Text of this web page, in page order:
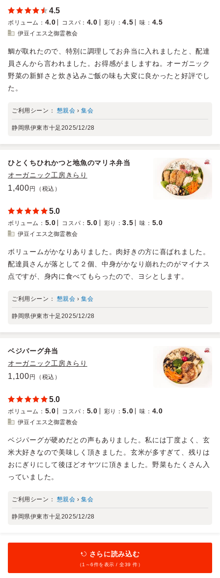
4.5
ボリューム ： 4.0 コスパ ： 4.0 彩り ：4.5 味 ： 4.5
伊豆イエス之御霊教会
鯛が取れたので、特別に調理してお弁当に入れましたと、配達
員さんから言われました。お得感がましますね。オーガニック
野菜の新鮮さと炊き込みご飯の味も大変に良かったと好評でし
た。
ご利用シーン： 懇親会 ›集会
静岡県伊東市十足 2025/12/28
ひとくちひれかつと地魚のマリネ弁当
オーガニック工房きらり
1,400 円（税込）
5.0
ボリューム ： 5.0 コスパ ： 5.0 彩り ：3.5 味 ： 5.0
伊豆イエス之御霊教会
ボリュームがかなりありました。肉好きの方に喜ばれました。
配達員さんが落として２個、中身がかなり崩れたのがマイナス
点ですが、身内に食べてもらったので、ヨシとします。
ご利用シーン： 懇親会 ›集会
静岡県伊東市十足 2025/12/28
ベジバーグ弁当
オーガニック工房きらり
1,100 円（税込）
5.0
ボリューム ： 5.0 コスパ ： 5.0 彩り ：5.0 味 ： 4.0
伊豆イエス之御霊教会
ベジパーグが硬めだとの声もありました。私には丁度よく、玄
米大好きなので美味しく頂きました。玄米が多すぎて、残りは
おにぎりにして後ほどオヤツに頂きました。野菜もたくさん入
っていました。
ご利用シーン： 懇親会 ›集会
静岡県伊東市十足 2025/12/28
さらに読み込む
（1～6 件を表示 / 全39 件）